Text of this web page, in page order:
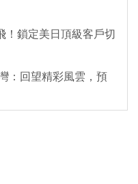
！鎖定美日頂級客戶切
：回望精彩風雲，預